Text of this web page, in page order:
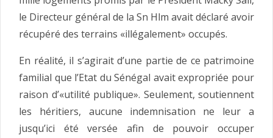
le Directeur général de la Sn Hlm avait déclaré avoir
récupéré des terrains «illégalement» occupés.
En réalité, il s’agirait d’une partie de ce patrimoine
familial que l’Etat du Sénégal avait expropriée pour
raison d’«utilité publique». Seulement, soutiennent
les héritiers, aucune indemnisation ne leur a
jusqu’ici été versée afin de pouvoir occuper